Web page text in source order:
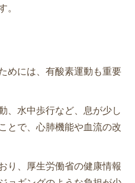
めには、有酸素運動も重要
、水中歩行など、息が少し
とで、心肺機能や血流の改
り、厚生労働省の健康情報